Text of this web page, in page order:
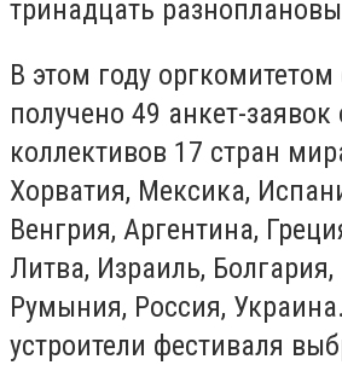
тринадцать
В этом году
получено 49 анкет-заявок
коллективов 17 стран
Хорватия, Мексика,
Венгрия, Аргентина,
Литва, Израиль, Болгария,
Румыния, Россия,
устроители фестиваля